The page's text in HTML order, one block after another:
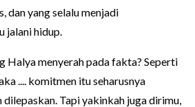
dan yang selalu menjadi
jalani hidup.
Halya menyerah pada fakta? Seperti
.... komitmen itu seharusnya
Tapi yakinkah juga dirimu,